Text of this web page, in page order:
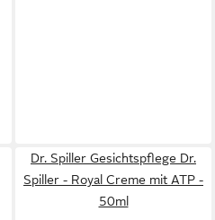
Dr. Spiller Gesichtspflege Dr.
Spiller - Royal Creme mit ATP -
50ml